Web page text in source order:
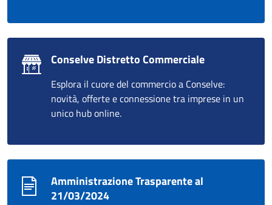
Conselve Distretto Commerciale
Esplora il cuore del commercio a Conselve:
novità, offerte e connessione tra imprese in un
unico hub online.
Amministrazione Trasparente al
21/03/2024